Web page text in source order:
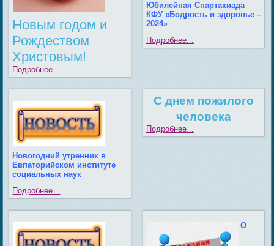
Новым годом и
Рождеством
Христовым!
Подробнее...
Юбилейная Спартакиада
КФУ «Бодрость и здоровье –
2024»
Подробнее...
Новогодний утренник в
Евпаторийском институте
социальных наук
Подробнее...
С днем пожилого
человека
Подробнее...
О